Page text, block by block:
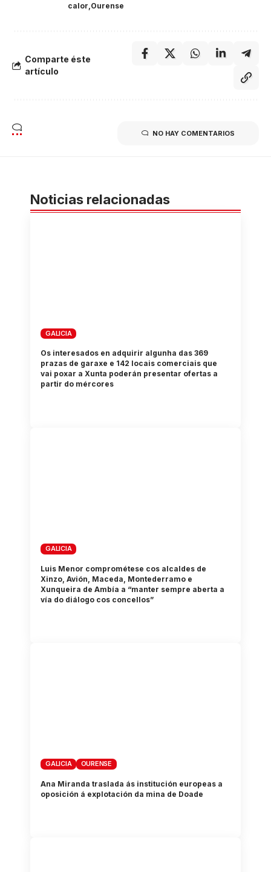
calor Ourense
Comparte éste
artículo
NO HAY COMENTARIOS
Noticias relacionadas
GALICIA
Os interesados en adquirir algunha das 369
prazas de garaxe e 142 locais comerciais que
vai poxar a Xunta poderán presentar ofertas a
partir do mércores
GALICIA
Luis Menor comprométese cos alcaldes de
Xinzo, Avión, Maceda, Montederramo e
Xunqueira de Ambía a “manter sempre aberta a
vía do diálogo cos concellos”
GALICIA OURENSE
Ana Miranda traslada ás institución europeas a
oposición á explotación da mina de Doade